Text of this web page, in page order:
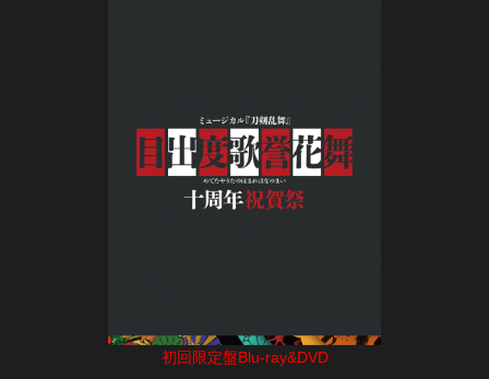
初回限定盤Blu-ray&DVD